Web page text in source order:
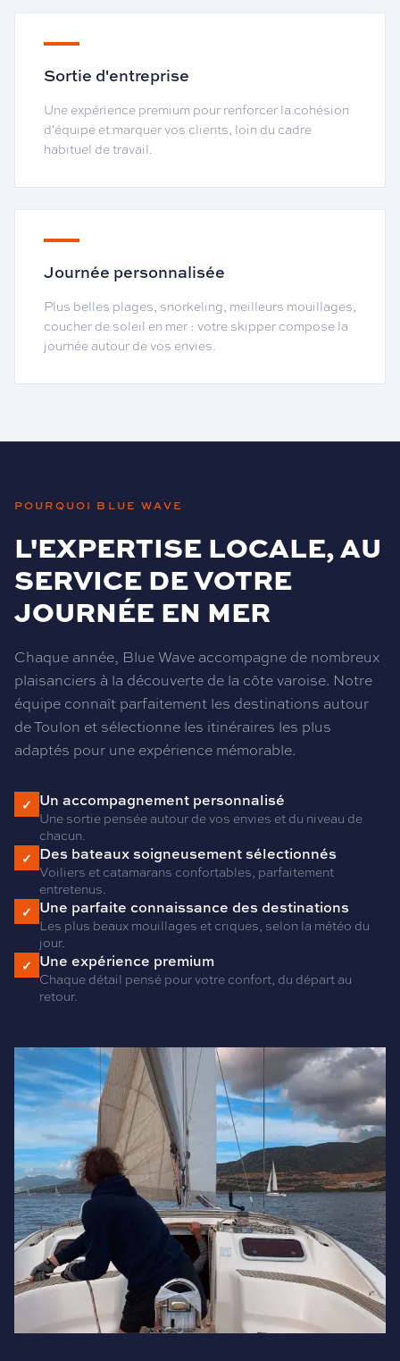
Sortie d'entreprise
Une expérience premium pour renforcer la cohésion
d'équipe et marquer vos clients, loin du cadre
habituel de travail.
Journée personnalisée
Plus belles plages, snorkeling, meilleurs mouillages,
coucher de soleil en mer : votre skipper compose la
journée autour de vos envies.
POURQUOI BLUE WAVE
L'EXPERTISE LOCALE, AU
SERVICE DE VOTRE
JOURNÉE EN MER
Chaque année, Blue Wave accompagne de nombreux
plaisanciers à la découverte de la côte varoise. Notre
équipe connaît parfaitement les destinations autour
de Toulon et sélectionne les itinéraires les plus
adaptés pour une expérience mémorable.
✓ Un accompagnement personnalisé
Une sortie pensée autour de vos envies et du niveau de
chacun.
✓ Des bateaux soigneusement sélectionnés
Voiliers et catamarans confortables, parfaitement
entretenus.
✓ Une parfaite connaissance des destinations
Les plus beaux mouillages et criques, selon la météo du
jour.
✓ Une expérience premium
Chaque détail pensé pour votre confort, du départ au
retour.